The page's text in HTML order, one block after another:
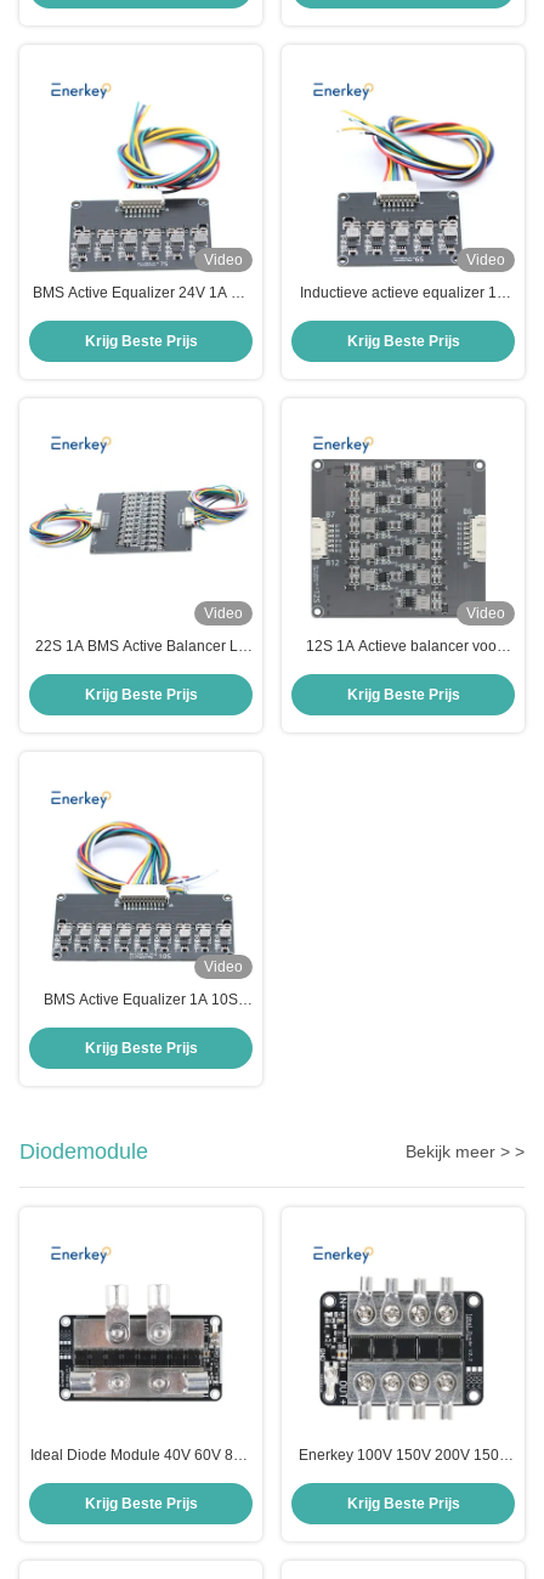
Video
BMS Active Equalizer 24V 1A 7S
Batterij Balancing Board
Krijg Beste Prijs
Video
Inductieve actieve equalizer 1A
batterijbalancer
Krijg Beste Prijs
Video
22S 1A BMS Active Balancer Li-
Equalizer Voor E Scooter
Krijg Beste Prijs
Video
12S 1A Actieve balancer voor
balancer Support Cascade
Krijg Beste Prijs
Video
BMS Active Equalizer 1A 10S
Balancer voor E-bike
Krijg Beste Prijs
Diodemodule Bekijk meer > >
Ideal Diode Module 40V 60V 80V
photovoltaic Base Station Battery
Charger Prevent Anti-backflow
Krijg Beste Prijs
Enerkey 100V 150V 200V 150A
voor elektrische auto batterij
Front-End Anti-backflow
Krijg Beste Prijs